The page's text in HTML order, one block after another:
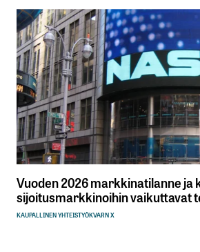
Vuoden 2026 markkinatilanne ja
sijoitusmarkkinoihin vaikuttavat
KAUPALLINEN YHTEISTYÖKVARN X